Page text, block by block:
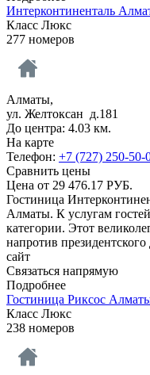
Интерконтиненталь
Класс Люкс
277 номеров
Алматы,
ул. Желтоксан д.181
До центра: 4.03 км.
На карте
Телефон: +7 (727) 250-50-
Сравнить цены
Цена от 29 476.17 РУБ.
Гостиница
Алматы. К услугам
категории. Этот
напротив
сайт
Связаться напрямую
Подробнее
Гостиница Риксос
Класс Люкс
238 номеров